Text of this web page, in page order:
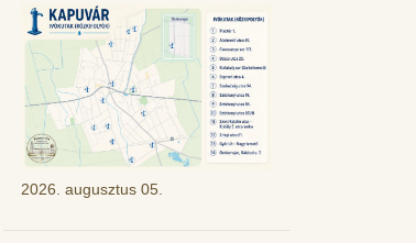
2026. augusztus 05.